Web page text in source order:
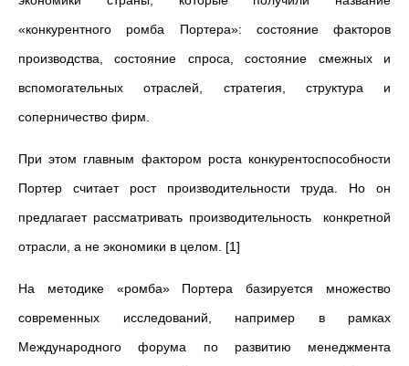
«конкурентного ромба Портера»: состояние факторов
производства, состояние спроса, состояние смежных и
вспомогательных отраслей, стратегия, структура и
соперничество фирм.
При этом главным фактором роста конкурентоспособности
Портер считает рост производительности труда. Но он
предлагает рассматривать производительность конкретной
отрасли, а не экономики в целом. [1]
На методике «ромба» Портера базируется множество
современных исследований, например в рамках
Международного форума по развитию менеджмента